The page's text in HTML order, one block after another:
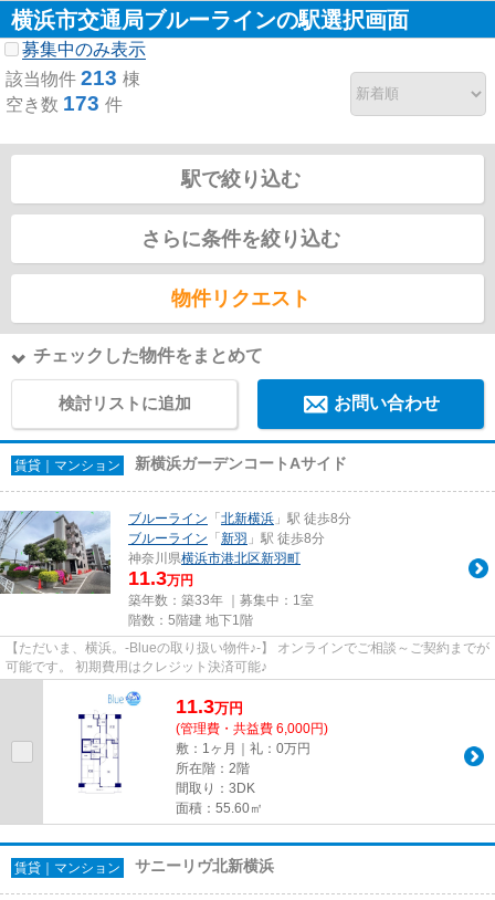
横浜市交通局ブルーラインの駅選択画面
募集中のみ表示
該当物件 213 棟
空き数 173 件
駅で絞り込む
さらに条件を絞り込む
物件リクエスト
チェックした物件をまとめて
検討リストに追加 お問い合わせ
賃貸｜マンション 新横浜ガーデンコートAサイド
ブルーライン 「 北新横浜 」駅 徒歩8分
ブルーライン 「 新羽 」駅 徒歩8分
神奈川県横浜市港北区新羽町
11.3万円
築年数：築33年 ｜募集中： 1室
階数：5階建 地下1階
【ただいま、横浜。-Blueの取り扱い物件♪-】 オンラインでご相談～ご契約までが
可能です。 初期費用はクレジット決済可能♪
11.3万円
(管理費・共益費 6,000円)
敷：1ヶ月｜礼：0万円
所在階：2階
間取り：3DK
面積：55.60㎡
賃貸｜マンション サニーリヴ北新横浜